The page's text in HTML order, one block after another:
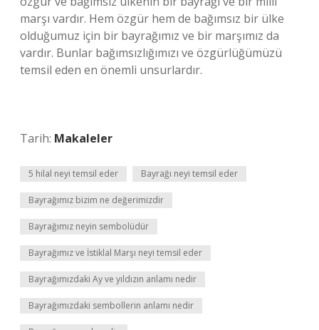
marşı vardır. Hem özgür hem de bağımsız bir ülke
olduğumuz için bir bayrağımız ve bir marşımız da
vardır. Bunlar bağımsızlığımızı ve özgürlüğümüzü
temsil eden en önemli unsurlardır.
Tarih: Makaleler
5 hilal neyi temsil eder Bayrağı neyi temsil eder
Bayrağımız bizim ne değerimizdir
Bayrağımız neyin sembolüdür
Bayrağımız ve İstiklal Marşı neyi temsil eder
Bayrağımızdaki Ay ve yıldızın anlamı nedir
Bayrağımızdaki sembollerin anlamı nedir